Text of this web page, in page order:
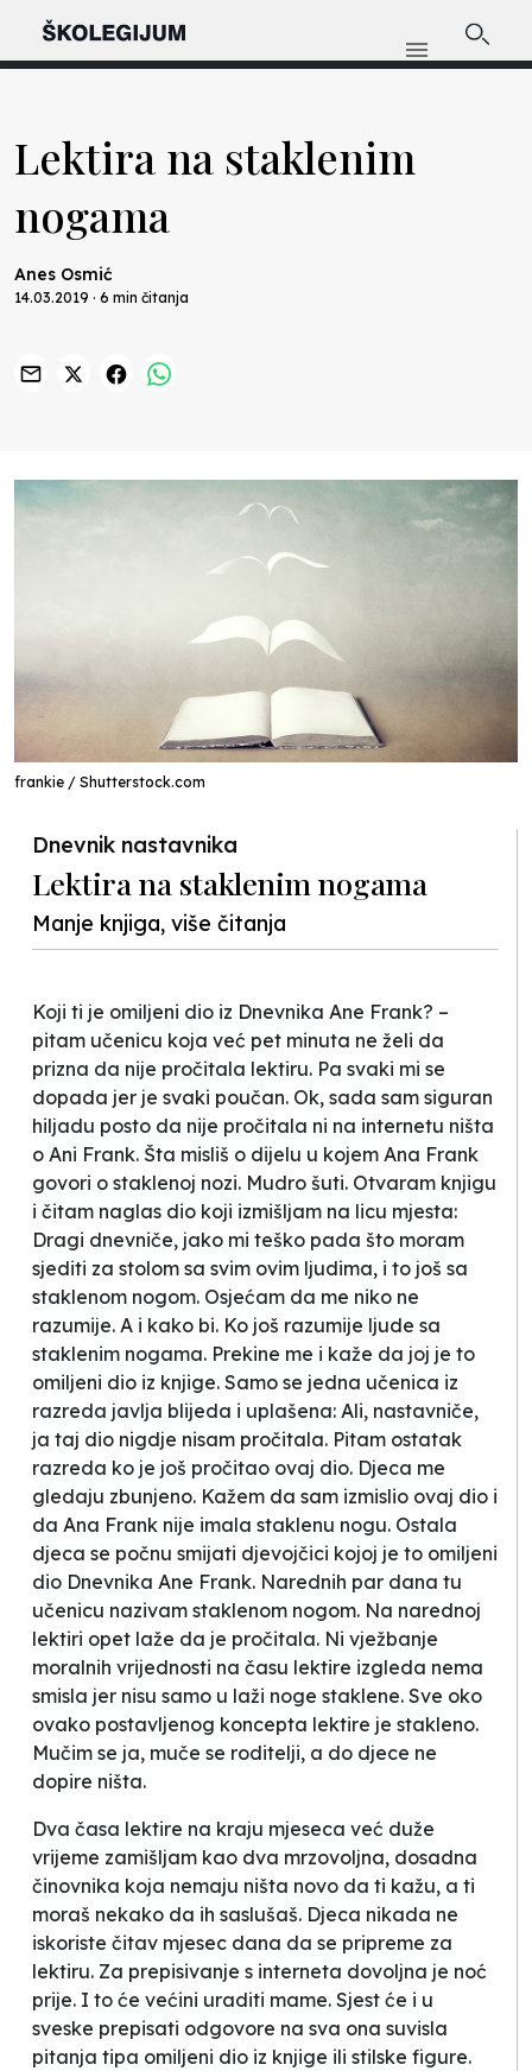
Lektira na staklenim
nogama
Anes Osmić
14.03.2019 · 6 min čitanja
frankie / Shutterstock.com
Dnevnik nastavnika
Lektira na staklenim nogama
Manje knjiga, više čitanja
Koji ti je omiljeni dio iz Dnevnika Ane Frank? –
pitam učenicu koja već pet minuta ne želi da
prizna da nije pročitala lektiru. Pa svaki mi se
dopada jer je svaki poučan. Ok, sada sam siguran
hiljadu posto da nije pročitala ni na internetu ništa
o Ani Frank. Šta misliš o dijelu u kojem Ana Frank
govori o staklenoj nozi. Mudro šuti. Otvaram knjigu
i čitam naglas dio koji izmišljam na licu mjesta:
Dragi dnevniče, jako mi teško pada što moram
sjediti za stolom sa svim ovim ljudima, i to još sa
staklenom nogom. Osjećam da me niko ne
razumije. A i kako bi. Ko još razumije ljude sa
staklenim nogama. Prekine me i kaže da joj je to
omiljeni dio iz knjige. Samo se jedna učenica iz
razreda javlja blijeda i uplašena: Ali, nastavniče,
ja taj dio nigdje nisam pročitala. Pitam ostatak
razreda ko je još pročitao ovaj dio. Djeca me
gledaju zbunjeno. Kažem da sam izmislio ovaj dio i
da Ana Frank nije imala staklenu nogu. Ostala
djeca se počnu smijati djevojčici kojoj je to omiljeni
dio Dnevnika Ane Frank. Narednih par dana tu
učenicu nazivam staklenom nogom. Na narednoj
lektiri opet laže da je pročitala. Ni vježbanje
moralnih vrijednosti na času lektire izgleda nema
smisla jer nisu samo u laži noge staklene. Sve oko
ovako postavljenog koncepta lektire je stakleno.
Mučim se ja, muče se roditelji, a do djece ne
dopire ništa.
Dva časa lektire na kraju mjeseca već duže
vrijeme zamišljam kao dva mrzovoljna, dosadna
činovnika koja nemaju ništa novo da ti kažu, a ti
moraš nekako da ih saslušaš. Djeca nikada ne
iskoriste čitav mjesec dana da se pripreme za
lektiru. Za prepisivanje s interneta dovoljna je noć
prije. I to će većini uraditi mame. Sjest će i u
sveske prepisati odgovore na sva ona suvisla
pitanja tipa omiljeni dio iz knjige ili stilske figure.